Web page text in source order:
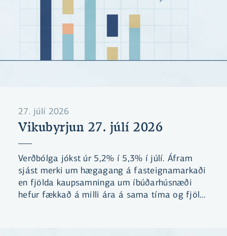
27. júlí 2026
Vikubyrjun 27. júlí 2026
Verðbólga jókst úr 5,2% í 5,3% í júlí. Áfram
sjást merki um hægagang á fasteignamarkaði
en fjölda kaupsamninga um íbúðarhúsnæði
hefur fækkað á milli ára á sama tíma og fjöldi